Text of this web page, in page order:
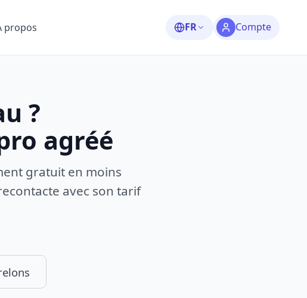
propos FR Compte
?
agréé
gratuit en moins
avec son tarif